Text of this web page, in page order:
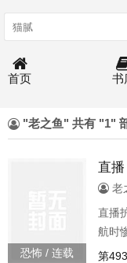
首页 书
"老之鱼" 共有 "1"
恐怖 / 连载
直
老
直播
航时
直播
第